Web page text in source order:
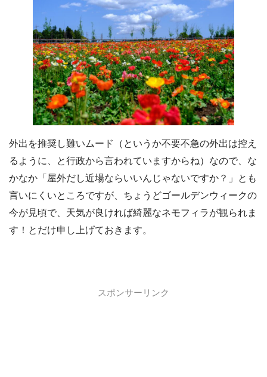
外出を推奨し難いムード（というか不要不急の外出は控え
るように、と行政から言われていますからね）なので、な
かなか「屋外だし近場ならいいんじゃないですか？」とも
言いにくいところですが、ちょうどゴールデンウィークの
今が見頃で、天気が良ければ綺麗なネモフィラが観られま
す！とだけ申し上げておきます。
スポンサーリンク